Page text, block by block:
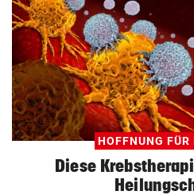
HOFFNUNG FÜR
Diese